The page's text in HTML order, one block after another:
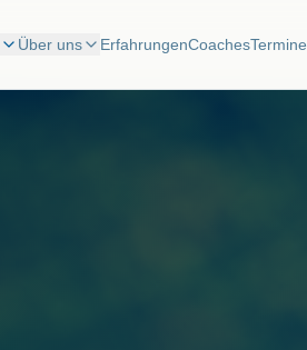
Über uns ErfahrungenCoachesTermine